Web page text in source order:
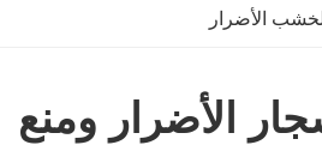
الأضرار
الأضرار ومنع